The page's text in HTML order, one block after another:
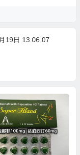
19日 13:06:07